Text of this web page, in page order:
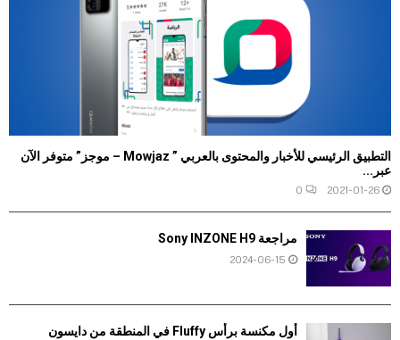
التطبيق الرئيسي للأخبار والمحتوى بالعربي ” Mowjaz – موجز” متوفر الآن
عبر...
2021-01-26
0
مراجعة Sony INZONE H9
2024-06-15
أول مكنسة برأس Fluffy في المنطقة من دايسون